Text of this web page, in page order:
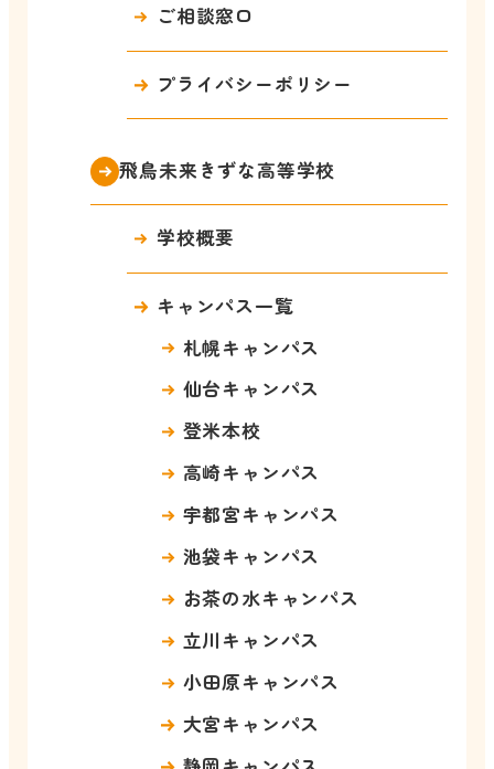
ご相談窓口
プライバシーポリシー
飛鳥未来きずな高等学校
学校概要
キャンパス一覧
札幌キャンパス
仙台キャンパス
登米本校
高崎キャンパス
宇都宮キャンパス
池袋キャンパス
お茶の水キャンパス
立川キャンパス
小田原キャンパス
大宮キャンパス